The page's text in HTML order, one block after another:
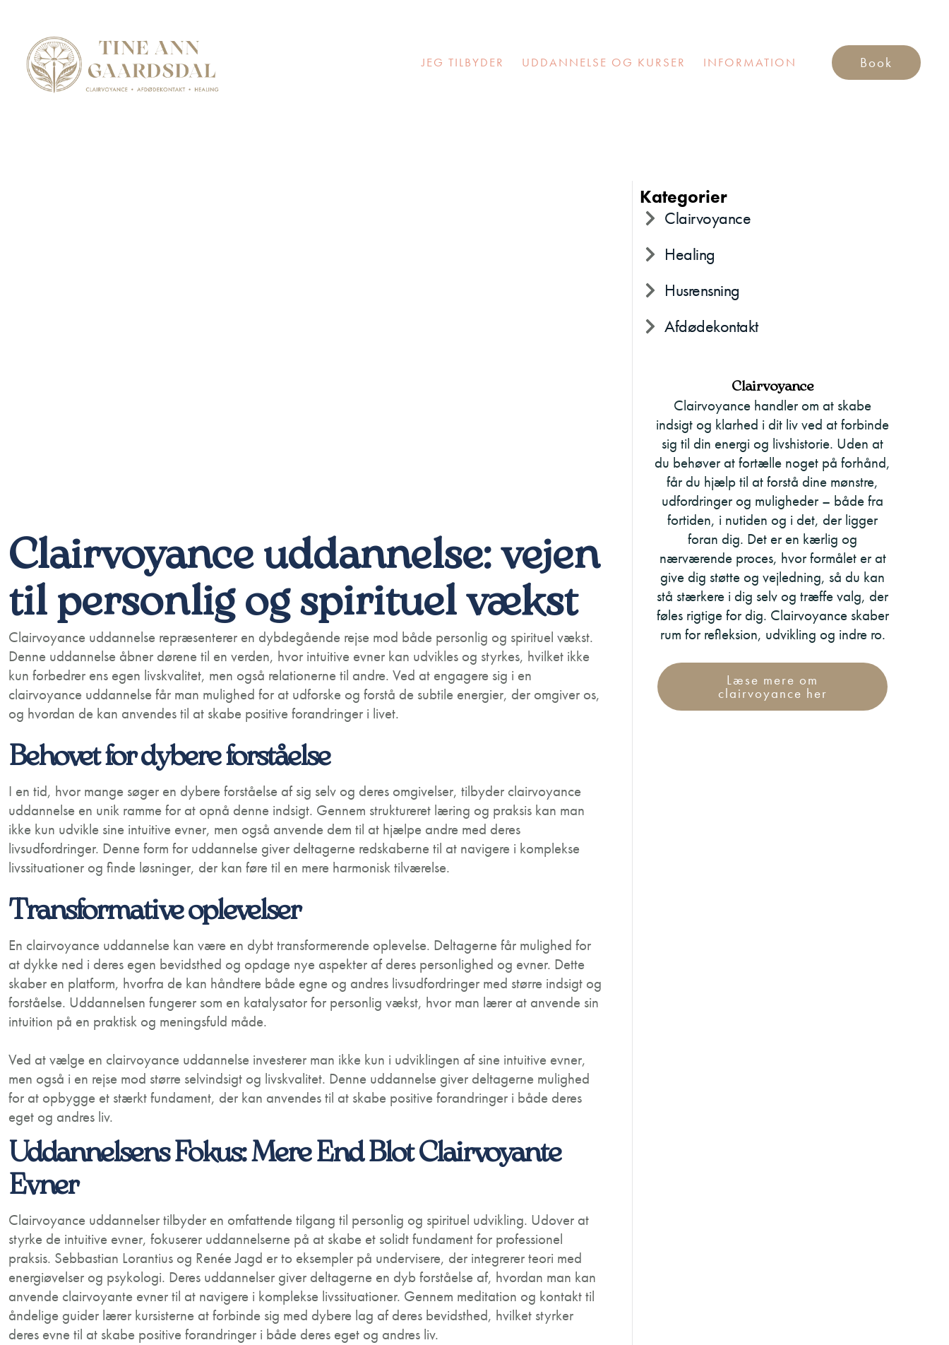
JEG TILBYDER UDDANNELSE OG KURSER INFORMATION Book
Clairvoyance uddannelse: vejen
til personlig og spirituel vækst
Clairvoyance uddannelse repræsenterer en dybdegående rejse mod både personlig og spirituel vækst.
Denne uddannelse åbner dørene til en verden, hvor intuitive evner kan udvikles og styrkes, hvilket ikke
kun forbedrer ens egen livskvalitet, men også relationerne til andre. Ved at engagere sig i en
clairvoyance uddannelse får man mulighed for at udforske og forstå de subtile energier, der omgiver os,
og hvordan de kan anvendes til at skabe positive forandringer i livet.
Behovet for dybere forståelse
I en tid, hvor mange søger en dybere forståelse af sig selv og deres omgivelser, tilbyder clairvoyance
uddannelse en unik ramme for at opnå denne indsigt. Gennem struktureret læring og praksis kan man
ikke kun udvikle sine intuitive evner, men også anvende dem til at hjælpe andre med deres
livsudfordringer. Denne form for uddannelse giver deltagerne redskaberne til at navigere i komplekse
livssituationer og finde løsninger, der kan føre til en mere harmonisk tilværelse.
Transformative oplevelser
En clairvoyance uddannelse kan være en dybt transformerende oplevelse. Deltagerne får mulighed for
at dykke ned i deres egen bevidsthed og opdage nye aspekter af deres personlighed og evner. Dette
skaber en platform, hvorfra de kan håndtere både egne og andres livsudfordringer med større indsigt og
forståelse. Uddannelsen fungerer som en katalysator for personlig vækst, hvor man lærer at anvende sin
intuition på en praktisk og meningsfuld måde.
Ved at vælge en clairvoyance uddannelse investerer man ikke kun i udviklingen af sine intuitive evner,
men også i en rejse mod større selvindsigt og livskvalitet. Denne uddannelse giver deltagerne mulighed
for at opbygge et stærkt fundament, der kan anvendes til at skabe positive forandringer i både deres
eget og andres liv.
Uddannelsens Fokus: Mere End Blot Clairvoyante
Evner
Clairvoyance uddannelser tilbyder en omfattende tilgang til personlig og spirituel udvikling. Udover at
styrke de intuitive evner, fokuserer uddannelserne på at skabe et solidt fundament for professionel
praksis. Sebbastian Lorantius og Renée Jagd er to eksempler på undervisere, der integrerer teori med
energiøvelser og psykologi. Deres uddannelser giver deltagerne en dyb forståelse af, hvordan man kan
anvende clairvoyante evner til at navigere i komplekse livssituationer. Gennem meditation og kontakt til
åndelige guider lærer kursisterne at forbinde sig med dybere lag af deres bevidsthed, hvilket styrker
deres evne til at skabe positive forandringer i både deres eget og andres liv.
Kategorier
Clairvoyance
Healing
Husrensning
Afdødekontakt
Clairvoyance
Clairvoyance handler om at skabe
indsigt og klarhed i dit liv ved at forbinde
sig til din energi og livshistorie. Uden at
du behøver at fortælle noget på forhånd,
får du hjælp til at forstå dine mønstre,
udfordringer og muligheder – både fra
fortiden, i nutiden og i det, der ligger
foran dig. Det er en kærlig og
nærværende proces, hvor formålet er at
give dig støtte og vejledning, så du kan
stå stærkere i dig selv og træffe valg, der
føles rigtige for dig. Clairvoyance skaber
rum for refleksion, udvikling og indre ro.
Læse mere om
clairvoyance her